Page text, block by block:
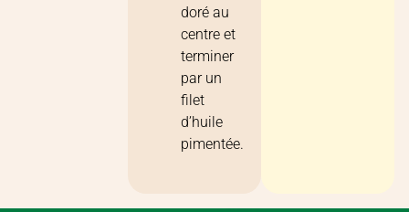
doré au
centre et
terminer
par un
filet
d’huile
pimentée.